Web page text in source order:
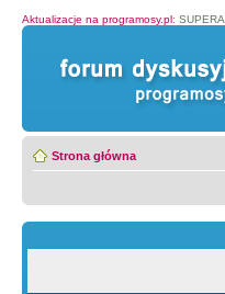
Aktualizacje na programosy.pl:
Strona główna